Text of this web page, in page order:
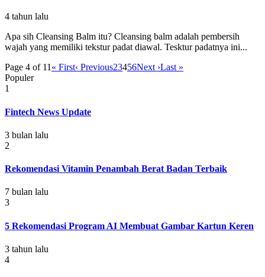
4 tahun lalu
Apa sih Cleansing Balm itu? Cleansing balm adalah pembersih
wajah yang memiliki tekstur padat diawal. Tesktur padatnya ini...
Page 4 of 11 « First‹ Previous23456Next ›Last »
Populer
1
Fintech News Update
3 bulan lalu
2
Rekomendasi Vitamin Penambah Berat Badan Terbaik
7 bulan lalu
3
5 Rekomendasi Program AI Membuat Gambar Kartun Keren
3 tahun lalu
4